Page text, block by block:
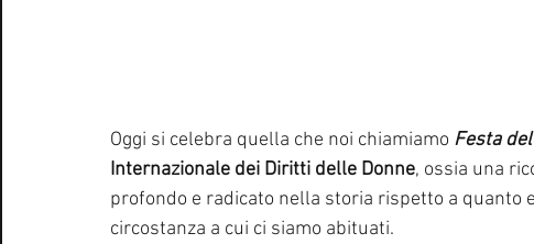
Oggi si celebra quella che noi chiamiamo Festa
Internazionale dei Diritti delle Donne, ossia una
profondo e radicato nella storia rispetto a quanto
circostanza a cui ci siamo abituati.